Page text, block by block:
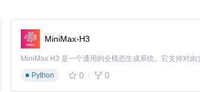
安装WinUSB驱动
键盘主控程序
MiniMax-H3
Python
0 0